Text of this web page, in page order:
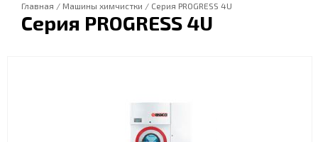
Главная / Машины химчистки / Серия PROGRESS 4U
Серия PROGRESS 4U